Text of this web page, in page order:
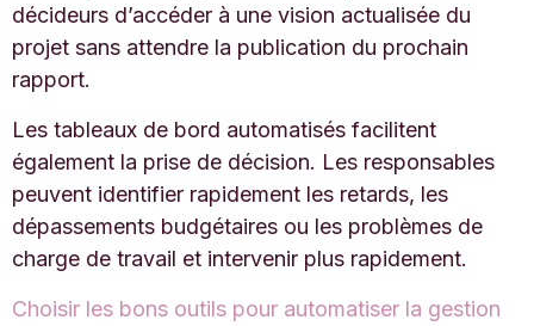
décideurs d’accéder à une vision actualisée du
projet sans attendre la publication du prochain
rapport.
Les tableaux de bord automatisés facilitent
également la prise de décision. Les responsables
peuvent identifier rapidement les retards, les
dépassements budgétaires ou les problèmes de
charge de travail et intervenir plus rapidement.
Choisir les bons outils pour automatiser la gestion